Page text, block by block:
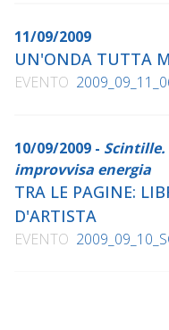
11/09/2009
UN'ONDA TUTTA
EVENTO
10/09/2009 -
improvvisa energia
TRA LE PAGINE:
D'ARTISTA
EVENTO